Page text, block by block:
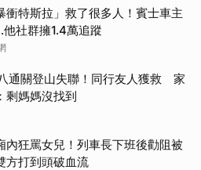
衝特斯拉」救了很多人！賓士車主
社群擁1.4萬追蹤
通關登山失聯！同行友人獲救 家
剩媽媽沒找到
內狂罵女兒！列車長下班後勸阻被
打到頭破血流